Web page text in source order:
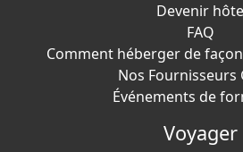
Devenir hôte
FAQ
Comment héberger de
Nos Fournisseurs
Événements de
Voyager